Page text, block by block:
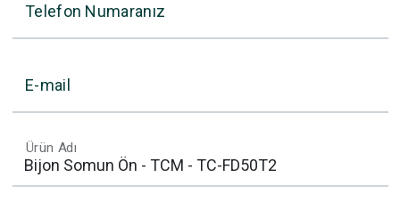
Telefon Numaranız
E-mail
Ürün Adı